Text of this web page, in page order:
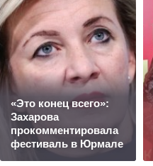
«Это конец всего»:
Захарова
прокомментировала
фестиваль в Юрмале